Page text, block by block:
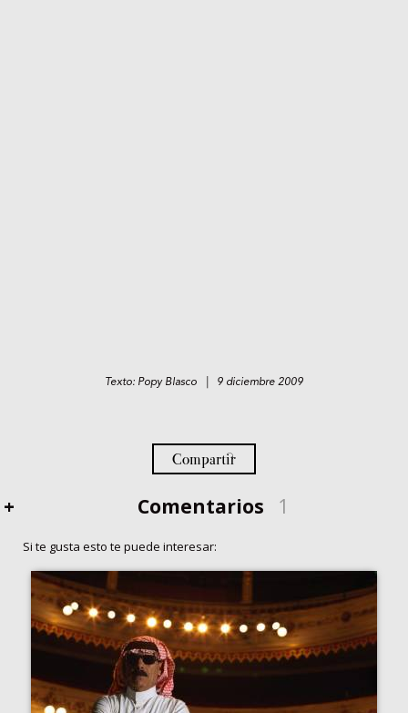
Texto: Popy Blasco | 9 diciembre 2009
Compartir
+ Comentarios 1
Si te gusta esto te puede interesar: